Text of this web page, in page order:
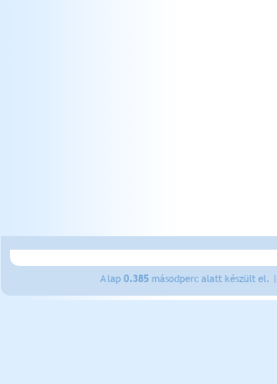
A lap 0.385 másodperc alatt készült el. |